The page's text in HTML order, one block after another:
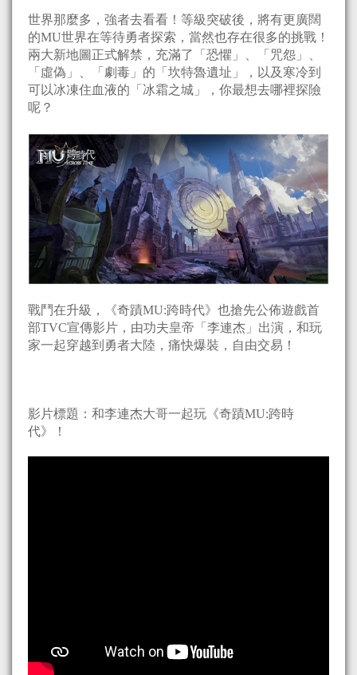
世界那麼多，強者去看看！等級突破後，將有更廣闊
的MU世界在等待勇者探索，當然也存在很多的挑戰！
兩大新地圖正式解禁，充滿了「恐懼」、「咒怨」、
「虛偽」、「劇毒」的「坎特魯遺址」，以及寒冷到
可以冰凍住血液的「冰霜之城」，你最想去哪裡探險
呢？
戰鬥在升級，《奇蹟MU:跨時代》也搶先公佈遊戲首
部TVC宣傳影片，由功夫皇帝「李連杰」出演，和玩
家一起穿越到勇者大陸，痛快爆裝，自由交易！
影片標題：和李連杰大哥一起玩《奇蹟MU:跨時
代》！